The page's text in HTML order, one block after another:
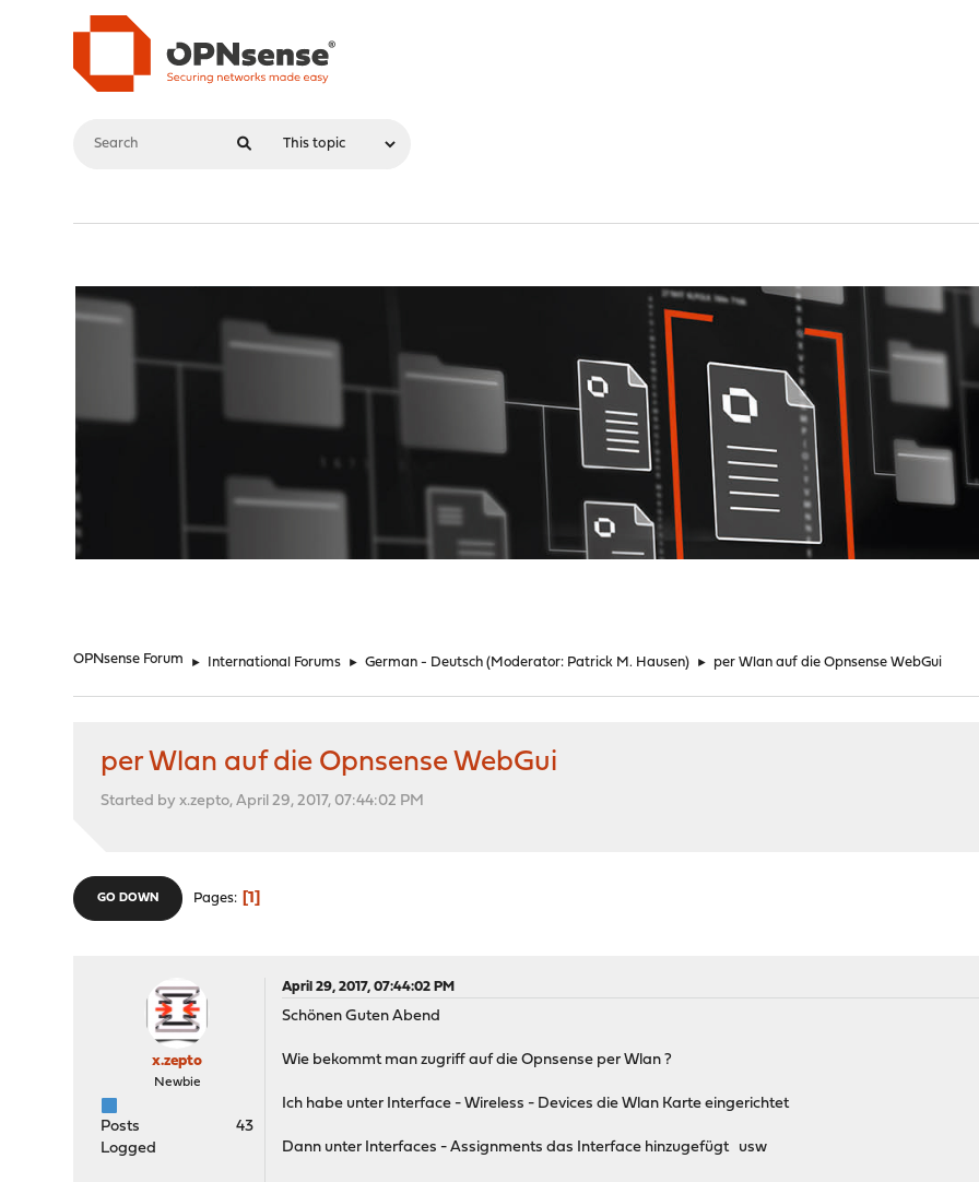
OPNsense Forum ► International Forums ► German - Deutsch (Moderator: Patrick M. Hausen) ► per Wlan auf die Opnsense WebGui
per Wlan auf die Opnsense WebGui
Started by x.zepto, April 29, 2017, 07:44:02 PM
GO DOWN Pages 1
x.zepto
Newbie
Posts
43
Logged
April 29, 2017, 07:44:02 PM
Schönen Guten Abend
Wie bekommt man zugriff auf die Opnsense per Wlan ?
Ich habe unter Interface - Wireless - Devices die Wlan Karte eingerichtet
Dann unter Interfaces - Assignments das Interface hinzugefügt usw